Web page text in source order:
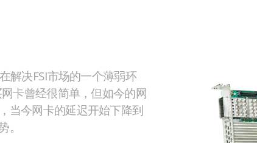
决FSI市场的一个薄弱环
卡曾经很简单，但如今的网
当今网卡的延迟开始下降到